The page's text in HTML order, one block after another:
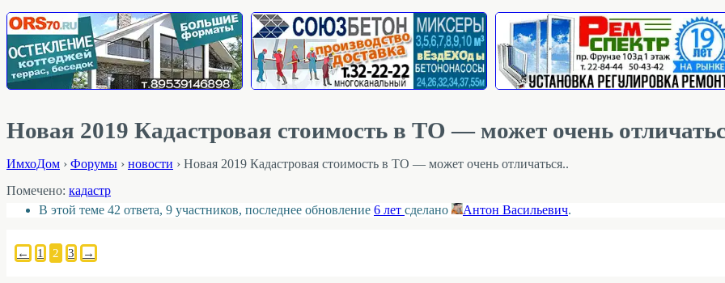
Новая 2019 Кадастровая стоимость в ТО — может очень
ИмхоДом › Форумы › новости › Новая 2019 Кадастровая стоимость в ТО — может очень отличаться..
Помечено: кадастр
В этой теме 42 ответа, 9 участников, последнее обновление 6 лет сделано Антон Васильевич.
← 1 2 3 →